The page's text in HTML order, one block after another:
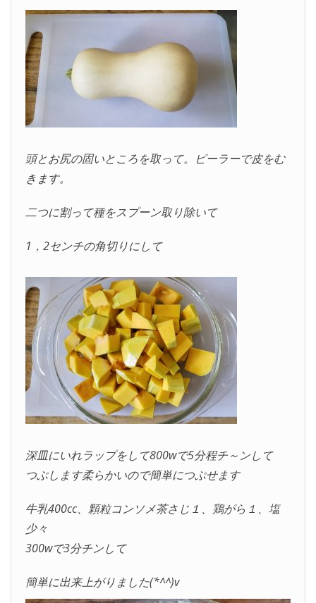
頭とお尻の固いところを取って。ピーラーで皮をむ
きます。
二つに割って種をスプーン取り除いて
1，2センチの角切りにして
深皿にいれラップをして800wで5分程チ～ンして
つぶします柔らかいので簡単につぶせます
牛乳400cc、顆粒コンソメ茶さじ１、鶏がら１、塩
少々
300wで3分チンして
簡単に出来上がりました(*^^)v